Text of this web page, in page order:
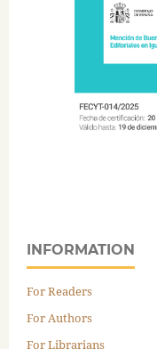
INFORMATION
For Readers
For Authors
For Librarians